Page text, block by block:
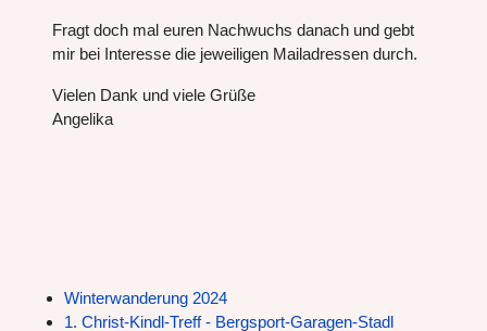
Fragt doch mal euren Nachwuchs danach und gebt
mir bei Interesse die jeweiligen Mailadressen durch.
Vielen Dank und viele Grüße
Angelika
Winterwanderung 2024
1. Christ-Kindl-Treff - Bergsport-Garagen-Stadl